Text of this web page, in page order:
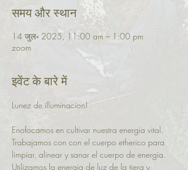
समय और स्थान
14 जुल॰ 2025, 11:00 am – 1:00 pm
zoom
इवेंट के बारे में
Lunez de illuminacion!
Enofocamos en cultivar nuestra energia vital.
Trabajamos con con el cuerpo etherico para
limpiar, alinear y sanar el cuerpo de energia.
Utilizamos la energia de luz de la tiera y